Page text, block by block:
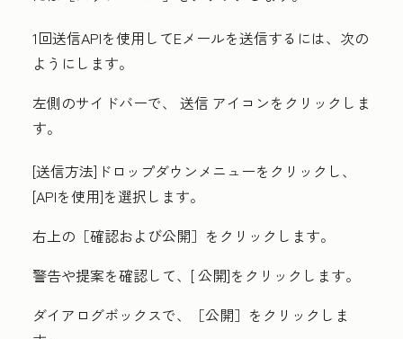
1回送信APIを使用してEメールを送信するには、次の
ようにします。
左側のサイドバーで、 送信 アイコンをクリックしま
す。
[送信方法]ドロップダウンメニューをクリックし、
[APIを使用]を選択します。
右上の［確認および公開］ をクリックします。
警告や提案を確認して、[公開]をクリックします。
ダイアログボックスで、
［公開］をクリックしま